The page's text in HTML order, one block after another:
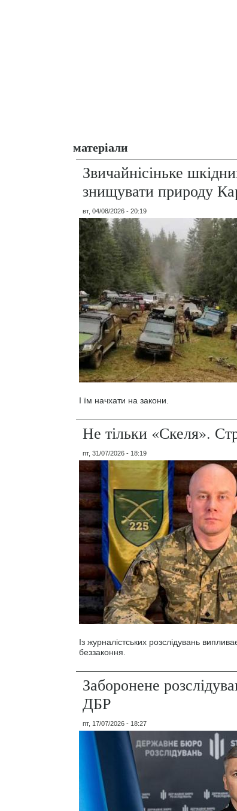
матеріали
Звичайнісіньке
знищувати природу
вт, 04/08/2026 - 20:19
І їм начхати на закони.
Не тільки «Скеля».
пт, 31/07/2026 - 18:19
Із журналістських розслідувань
беззаконня.
Заборонене
ДБР
пт, 17/07/2026 - 18:27